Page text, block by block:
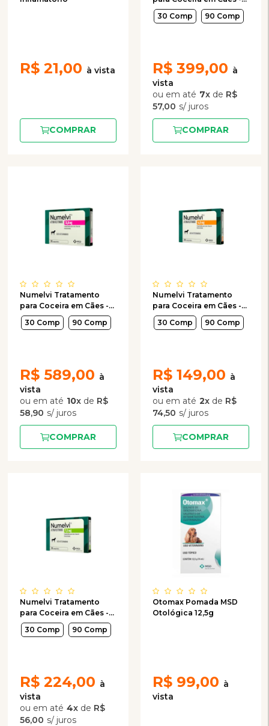
R$ 21,00
COMPRAR
21,6mg
30 Comp 90 Comp
R$ 399,00
7x de R$
57,00
COMPRAR
Numelvi Tratamento
para Coceira em Cães -
31,6mg
30 Comp 90 Comp
R$ 589,00
10x de R$
58,90
COMPRAR
Numelvi Tratamento
para Coceira em Cães -
4,8mg
30 Comp 90 Comp
R$ 149,00
2x de R$
74,50
COMPRAR
Numelvi Tratamento
para Coceira em Cães -
7,2mg
30 Comp 90 Comp
R$ 224,00
4x de R$
56,00
Otomax Pomada MSD
Otológica 12,5g
R$ 99,00